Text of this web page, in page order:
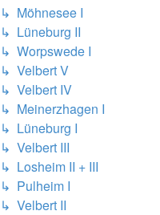
↳ Möhnesee I
↳ Lüneburg II
↳ Worpswede I
↳ Velbert V
↳ Velbert IV
↳ Meinerzhagen I
↳ Lüneburg I
↳ Velbert III
↳ Losheim II + III
↳ Pulheim I
↳ Velbert II